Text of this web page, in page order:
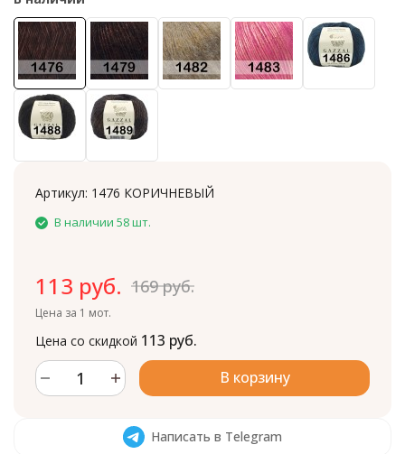
Артикул: 1476 КОРИЧНЕВЫЙ
В наличии 58 шт.
113 руб. 169 руб.
Цена за 1 мот.
Цена со скидкой 113 руб.
В корзину
Написать в Telegram